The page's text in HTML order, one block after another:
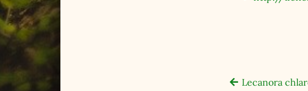
Lecanora